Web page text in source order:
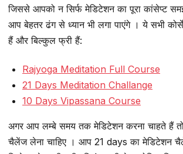
जिससे आपको न सिर्फ मेडिटेशन का पूरा कांसेप्ट
आप बेहतर ढंग से ध्यान भी लगा पाएंगे । ये सभी
हैं और बिल्कुल फ्री हैं:
Rajyoga Meditation Full Course
21 Days Meditation Challange
10 Days Vipassana Course
अगर आप लम्बे समय तक मेडिटेशन करना चाहते हैं
चैलेंज लेना चाहिए । आप 21 days का मेडिटेशन